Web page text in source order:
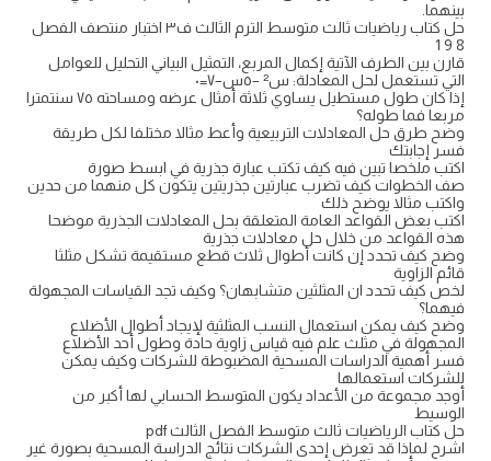
بينهما.
حل كتاب رياضيات ثالث متوسط الترم الثالث ف٣ اختبار منتصف الفصل
8 9 1
قارن بين الطرف الآتية إكمال المربع، التمثيل البياني التحليل للعوامل
التي تستعمل لحل المعادلة: س² –٥س–٧=٠
إذا كان طول مستطيل يساوي ثلاثة أمثال عرضه ومساحته ٧٥ سنتمترا
مربعا فما طوله؟
وضح طرق حل المعادلات التربيعية وأعط مثالا مختلفا لكل طريقة
فسر إجابتك
اكتب ملخصا تبين فيه كيف تكتب عبارة جذرية في ابسط صورة
صف الخطوات كيف تضرب عبارتين جذريتين يتكون كل منهما من حدين
واكتب مثالا يوضح ذلك
اكتب بعض القواعد العامة المتعلقة بحل المعادلات الجذرية موضحا
هذه القواعد من خلال حل معادلات جذرية
وضح كيف تحدد إن كانت أطوال ثلاث قطع مستقيمة تشكل مثلثا
قائم الزاوية
لخص كيف تحدد ان المثلثين متشابهان؟ وكيف تجد القياسات المجهولة
فيهما؟
وضح كيف يمكن استعمال النسب المثلثية لإيجاد أطوال الأضلاع
المجهولة في مثلث علم فيه قياس زاوية حادة وطول أحد الأضلاع
فسر أهمية الدراسات المسحية المضبوطة للشركات وكيف يمكن
للشركات استعمالها
أوجد مجموعة من الأعداد يكون المتوسط الحسابي لها أكبر من
الوسيط
حل كتاب الرياضيات ثالث متوسط الفصل الثالث pdf
اشرح لماذا قد تعرض إحدى الشركات نتائج الدراسة المسحية بصورة غير